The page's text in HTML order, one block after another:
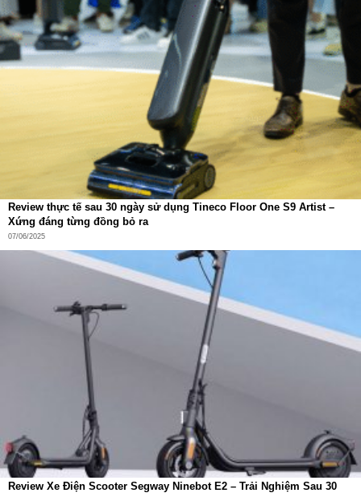
Review thực tế sau 30 ngày sử dụng Tineco Floor One S9 Artist –
Xứng đáng từng đồng bỏ ra
07/06/2025
Review Xe Điện Scooter Segway Ninebot E2 – Trải Nghiệm Sau 30